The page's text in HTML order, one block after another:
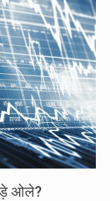
ओले?